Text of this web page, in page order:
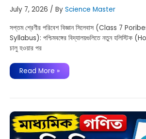
July 7, 2026 / By Science Master
সপ্তম শ্রেণীর পরিবেশ বিজ্ঞান সিলেবাস (Class 7
Syllabus): পশ্চিমবঙ্গের বিদ্যালয়গুলিতে নতুন হলিস্টিক
চালু হওয়ার পর
সপ্তম
শ্রেণীর
সিলেবাস
7
Poribesh
Bigyan
Syllabus
Read More »